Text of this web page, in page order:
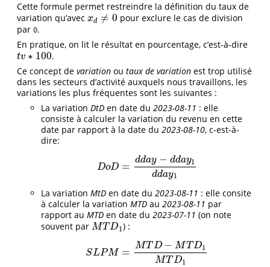
Cette formule permet restreindre la définition du taux de
variation qu’avec xd ≠ 0
xd≠0
pour exclure le cas de division
par 0.
En pratique, on lit le résultat en pourcentage, c’est-à-dire
tv ∗ 100
tv∗ 100
.
Ce concept de variation ou taux de variation est trop utilisé
dans les secteurs d’activité auxquels nous travaillons, les
variations les plus fréquentes sont les suivantes :
La variation DtD en date du 2023-08-11 : elle
consiste à calculer la variation du revenu en cette
date par rapport à la date du 2023-08-10, c-est-à-
dire:
DoD = dday − dday1
dday1
DoD= dd ay−dday1dday1
La variation MtD en date du 2023-08-11 : elle consite
à calculer la variation MTD au 2023-08-11 par
rapport au MTD en date du 2023-07-11 (on note
souvent par MT D1
MTD1 ) :
SLPM = MT D − MT D1
MT D1
SLPM =M TD−MTD1MTD1